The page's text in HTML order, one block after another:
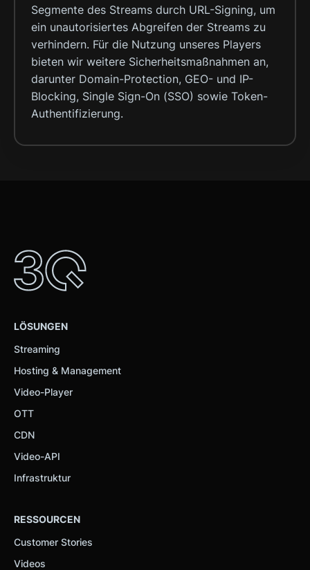
Segmente des Streams durch URL-Signing, um
ein unautorisiertes Abgreifen der Streams zu
verhindern. Für die Nutzung unseres Players
bieten wir weitere Sicherheitsmaßnahmen an,
darunter Domain-Protection, GEO- und IP-
Blocking, Single Sign-On (SSO) sowie Token-
Authentifizierung.
LÖSUNGEN
Streaming
Hosting & Management
Video-Player
OTT
CDN
Video-API
Infrastruktur
RESSOURCEN
Customer Stories
Videos